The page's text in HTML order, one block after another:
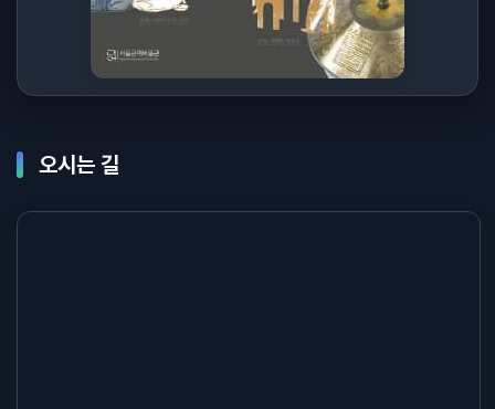
오시는 길